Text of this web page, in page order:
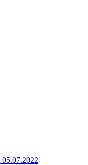
05.07.2022